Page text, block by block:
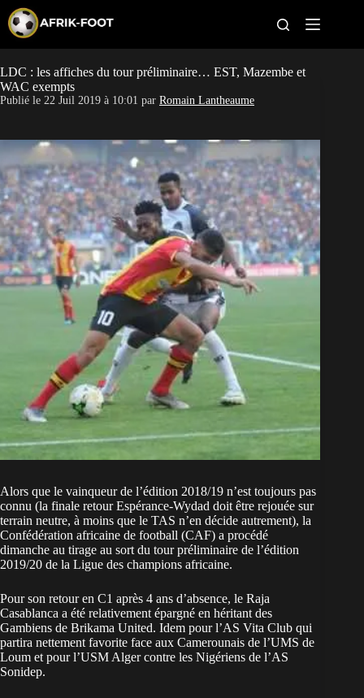
p
t
o
c
o
t
e
t
CAN féminine
Pays
Clubs
Classement
Paris sportifs
LDC : les affiches du tour préliminaire… EST, Mazembe et
WAC exempts
Publié le 22 Juil 2019 à 10:01 par Romain Lantheaume
Alors que le vainqueur de l’édition 2018/19 n’est toujours pas
connu (la finale retour Espérance-Wydad doit être rejouée sur
terrain neutre, à moins que le TAS n’en décide autrement), la
Confédération africaine de football (CAF) a procédé
dimanche au tirage au sort du tour préliminaire de l’édition
2019/20 de la Ligue des champions africaine.
Pour son retour en C1 après 4 ans d’absence, le Raja
Casablanca a été relativement épargné en héritant des
Gambiens de Brikama United. Idem pour l’AS Vita Club qui
partira nettement favorite face aux Camerounais de l’UMS de
Loum et pour l’USM Alger contre les Nigériens de l’AS
Sonidep.